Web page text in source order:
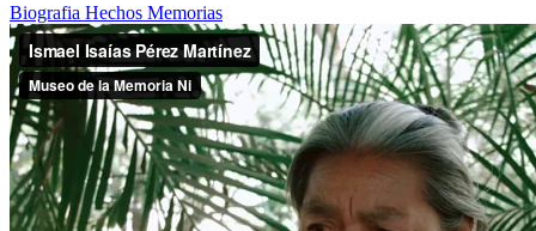
Biografia Hechos Memorias